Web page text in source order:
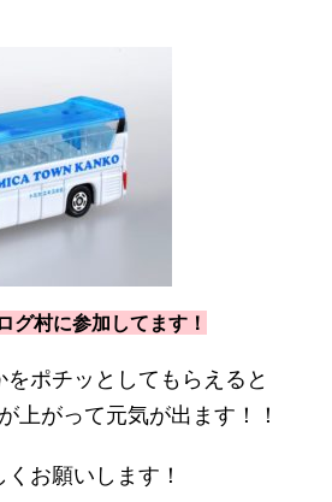
グ村に参加してます！
ポチッとしてもらえると
上がって元気が出ます！！
くお願いします！